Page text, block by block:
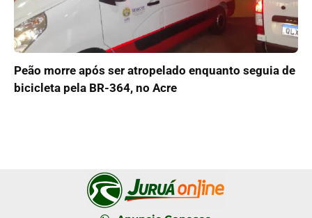
Peão morre após ser atropelado enquanto seguia de
bicicleta pela BR-364, no Acre